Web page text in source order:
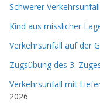
Schwerer
Kind aus misslicher
Verkehrsunfall auf der
Zugsübung des 3.
Verkehrsunfall mit
2026